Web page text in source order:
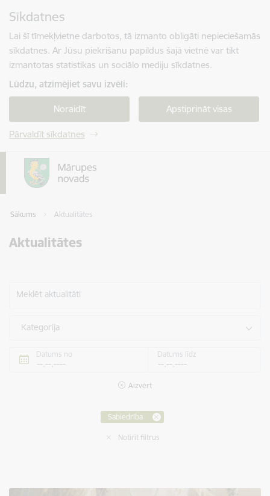
Sīkdatnes
Lai šī tīmekļvietne darbotos, tā izmanto obligāti nepieciešamās
sīkdatnes. Ar Jūsu piekrišanu papildus šajā vietnē var tikt
izmantotas statistikas un sociālo mediju sīkdatnes.
Lūdzu, atzīmējiet savu izvēli:
Noraidīt Apstiprināt visas
Pārvaldīt sīkdatnes
Sākums Aktualitātes
Aktualitātes
Meklēt aktualitāti
Kategorija
Datums no Datums līdz
Aizvērt
Sabiedrība
Notīrīt filtrus